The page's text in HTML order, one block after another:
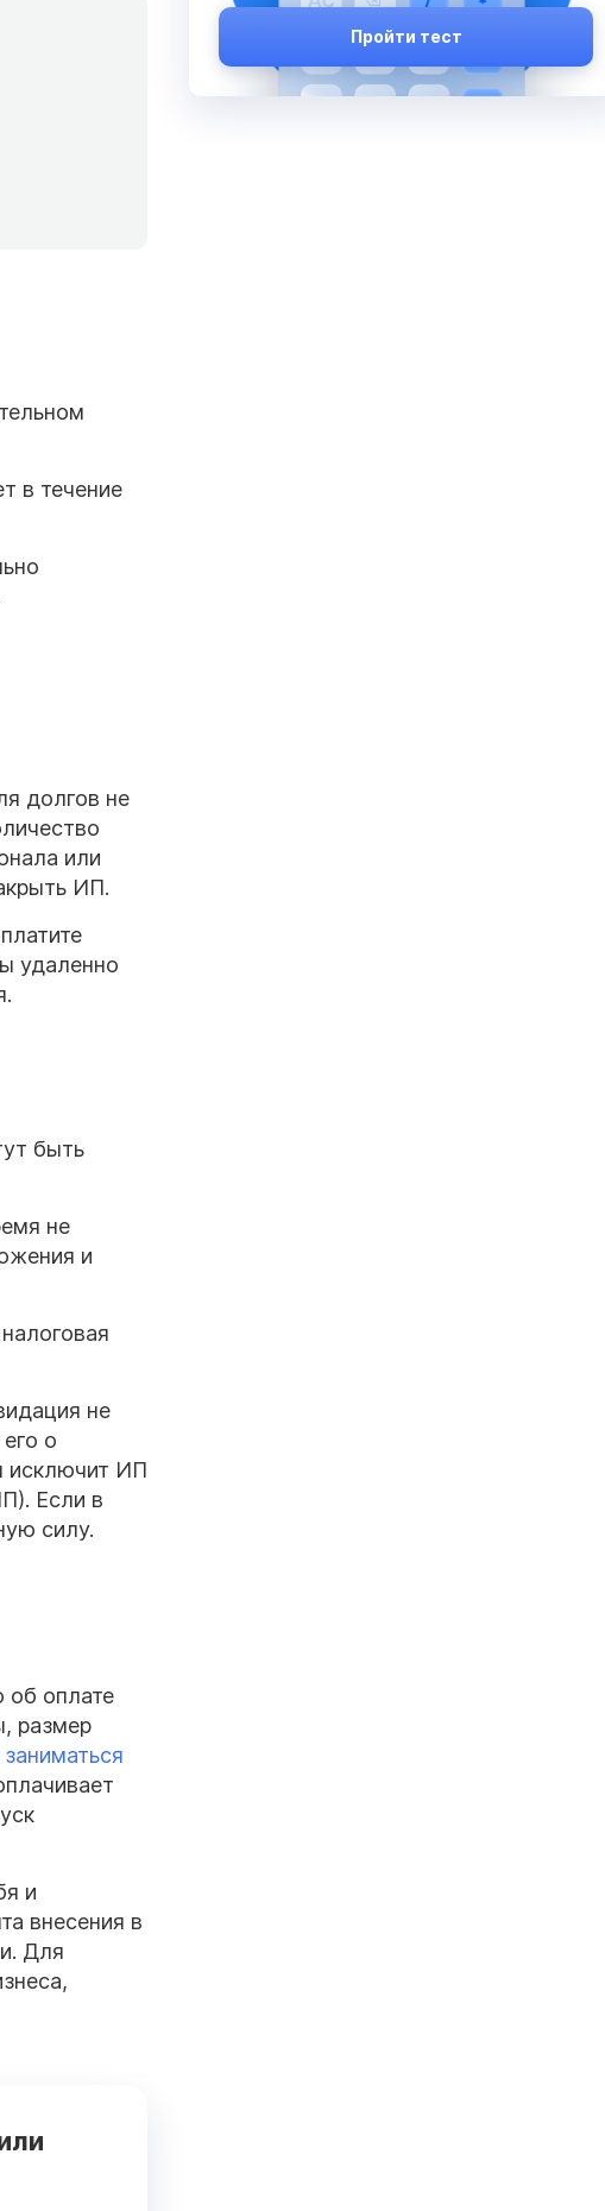
в течение
долгов не
или
ИП.
удаленно
быть
не
и
не
о
исключит ИП
Если в
силу.
об оплате
размер
заниматься
и
внесения в
Для
Пройти тест